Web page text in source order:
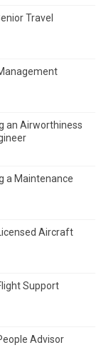
Travel
an Airworthiness
a Maintenance
Aircraft
Support
Advisor